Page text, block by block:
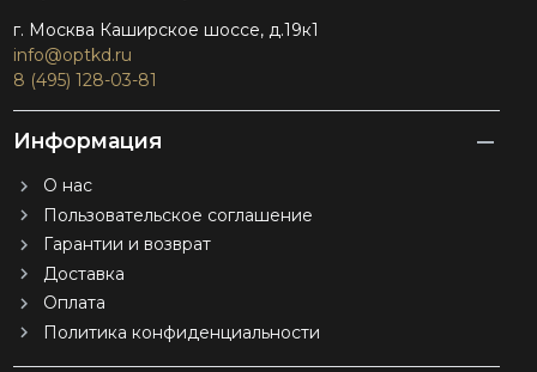
г. Москва Каширское шоссе, д.19к1
info@optkd.ru
8 (495) 128-03-81
Информация
О нас
Пользовательское соглашение
Гарантии и возврат
Доставка
Оплата
Политика конфиденциальности